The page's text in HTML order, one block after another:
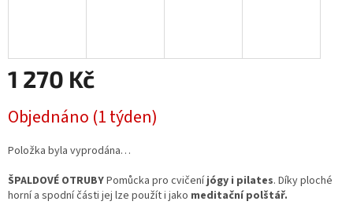
1 270 Kč
cena:
Objednáno (1 týden)
Položka byla vyprodána…
ŠPALDOVÉ OTRUBYPomůcka pro cvičeníjógy i pilates. Díky ploché
horní a spodní části jej lze použít i jako meditační polštář.